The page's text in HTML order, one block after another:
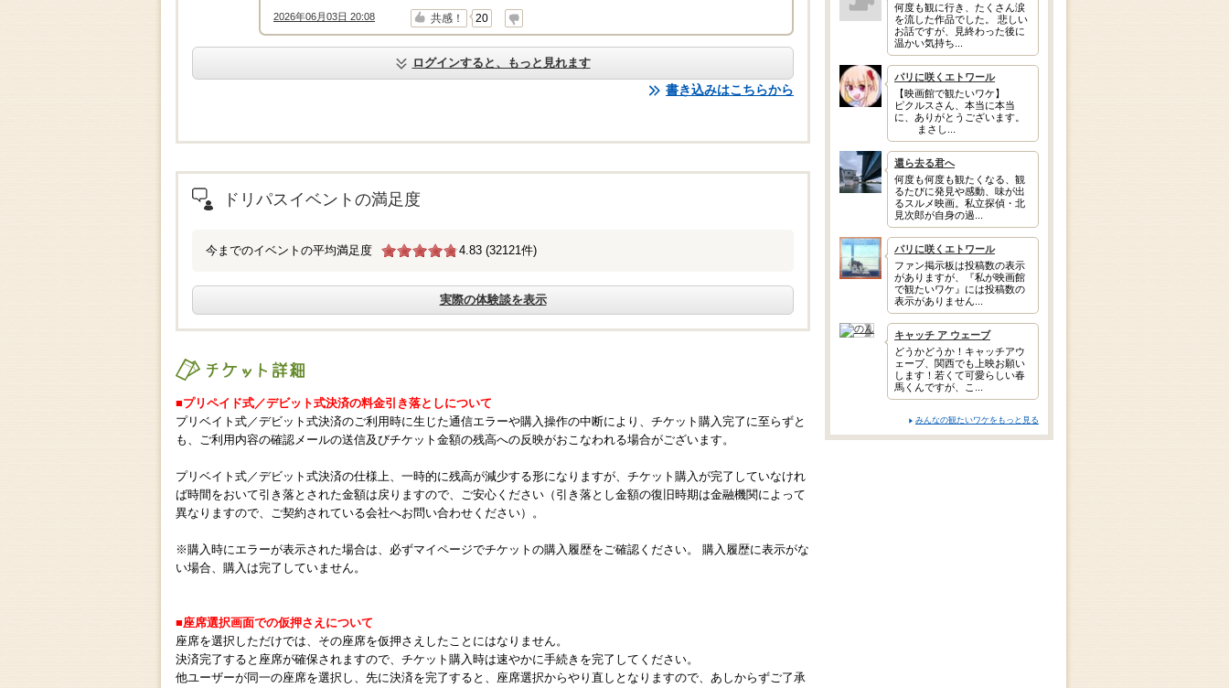
2026年06月03日 20:08
↑ 共感！ 20
↓
ログインすると、もっと見れます
書き込みはこちらから
ドリパスイベントの満足度
今までのイベントの平均満足度 4.83 (32121件)
実際の体験談を表示
■プリペイド式／デビット式決済の料金引き落としについて
プリベイト式／デビット式決済のご利用時に生じた通信エラーや購入操作の中断により、チケット購入完了に至らずと
も、ご利用内容の確認メールの送信及びチケット金額の残高への反映がおこなわれる場合がございます。
プリベイト式／デビット式決済の仕様上、一時的に残高が減少する形になりますが、チケット購入が完了していなけれ
ば時間をおいて引き落とされた金額は戻りますので、ご安心ください（引き落とし金額の復旧時期は金融機関によって
異なりますので、ご契約されている会社へお問い合わせください）。
※購入時にエラーが表示された場合は、必ずマイページでチケットの購入履歴をご確認ください。 購入履歴に表示がな
い場合、購入は完了していません。
■座席選択画面での仮押さえについて
座席を選択しただけでは、その座席を仮押さえしたことにはなりません。
決済完了すると座席が確保されますので、チケット購入時は速やかに手続きを完了してください。
他ユーザーが同一の座席を選択し、先に決済を完了すると、座席選択からやり直しとなりますので、あしからずご了承
何度も観に行き、たくさん涙
を流した作品でした。 悲しい
お話ですが、見終わった後に
温かい気持ち...
パリに咲くエトワール
【映画館で観たいワケ】
ピクルスさん、本当に本当
に、ありがとうございます。
まさし...
還ら去る君へ
何度も何度も観たくなる、観
るたびに発見や感動、味が出
るスルメ映画。私立探偵・北
見次郎が自身の過...
パリに咲くエトワール
ファン掲示板は投稿数の表示
がありますが、『私が映画館
で観たいワケ』には投稿数の
表示がありません...
キャッチ ア ウェーブ
どうかどうか！キャッチアウ
ェーブ、関西でも上映お願い
します！若くて可愛らしい春
馬くんですが、こ...
みんなの観たいワケをもっと見る